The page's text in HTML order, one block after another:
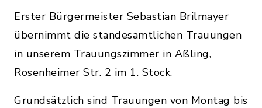
Erster Bürgermeister Sebastian Brilmayer
übernimmt die standesamtlichen Trauungen
in unserem Trauungszimmer in Aßling,
Rosenheimer Str. 2 im 1. Stock.
Grundsätzlich sind Trauungen von Montag bis